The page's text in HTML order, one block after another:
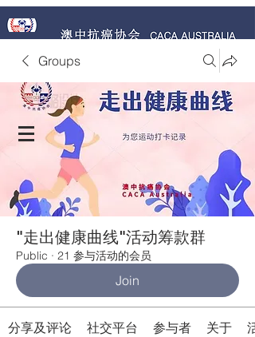
捐赠 Donate Now
Groups
"走出健康曲线"活动筹款群
Public · 21 参与活动的会员
Join
分享及评论 社交平台 参与者 关于